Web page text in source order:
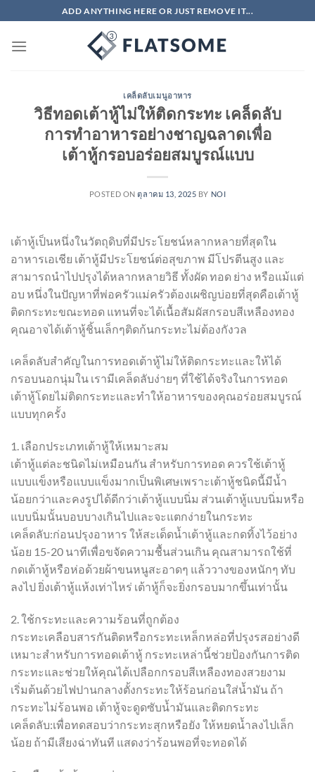
ไป
ADD ANYTHING HERE OR JUST REMOVE IT...
เคล็ดลับเมนูอาหาร
วิธีทอดเต้าหู้ไม่ให้ติดกระทะ เคล็ดลับ
การทำอาหารอย่างชาญฉลาดเพื่อ
เต้าหู้กรอบอร่อยสมบูรณ์แบบ
POSTED ONตุลาคม 13, 2025 BY NOI
เต้าหู้เป็นหนึ่งในวัตถุดิบที่มีประโยชน์หลากหลายที่สุดใน
อาหารเอเชีย เต้าหู้มีประโยชน์ต่อสุขภาพ มีโปรตีนสูง และ
สามารถนำไปปรุงได้หลากหลายวิธี ทั้งผัด ทอด ย่าง หรือแม้แต่
อบ หนึ่งในปัญหาที่พ่อครัวแม่ครัวต้องเผชิญบ่อยที่สุดคือเต้าหู้
ติดกระทะขณะทอด แทนที่จะได้เนื้อสัมผัสกรอบสีเหลืองทอง
คุณอาจได้เต้าหู้ชิ้นเล็กๆติดก้นกระทะไม่ต้องกังวล
เคล็ดลับสำคัญในการทอดเต้าหู้ไม่ให้ติดกระทะและให้ได้
กรอบนอกนุ่มใน เรามีเคล็ดลับง่ายๆ ที่ใช้ได้จริงในการทอด
เต้าหู้โดยไม่ติดกระทะและทำให้อาหารของคุณอร่อยสมบูรณ์
แบบทุกครั้ง
1. เลือกประเภทเต้าหู้ให้เหมาะสม
เต้าหู้แต่ละชนิดไม่เหมือนกัน สำหรับการทอด ควรใช้เต้าหู้
แบบแข็งหรือแบบแข็งมากเป็นพิเศษเพราะเต้าหู้ชนิดนี้มีน้ำ
น้อยกว่าและคงรูปได้ดีกว่าเต้าหู้แบบนิ่ม ส่วนเต้าหู้แบบนิ่มหรือ
แบบนิ่มนั้นบอบบางเกินไปและจะแตกง่ายในกระทะ
เคล็ดลับ:ก่อนปรุงอาหาร ให้สะเด็ดน้ำเต้าหู้และกดทิ้งไว้อย่าง
น้อย 15-20 นาทีเพื่อขจัดความชื้นส่วนเกิน คุณสามารถใช้ที่
กดเต้าหู้หรือห่อด้วยผ้าขนหนูสะอาดๆ แล้ววางของหนักๆ ทับ
ลงไป ยิ่งเต้าหู้แห้งเท่าไหร่ เต้าหู้ก็จะยิ่งกรอบมากขึ้นเท่านั้น
2. ใช้กระทะและความร้อนที่ถูกต้อง
กระทะเคลือบสารกันติดหรือกระทะเหล็กหล่อที่ปรุงรสอย่างดี
เหมาะสำหรับการทอดเต้าหู้ กระทะเหล่านี้ช่วยป้องกันการติด
กระทะและช่วยให้คุณได้เปลือกกรอบสีเหลืองทองสวยงาม
เริ่มต้นด้วยไฟปานกลางตั้งกระทะให้ร้อนก่อนใส่น้ำมัน ถ้า
กระทะไม่ร้อนพอ เต้าหู้จะดูดซับน้ำมันและติดกระทะ
เคล็ดลับ:เพื่อทดสอบว่ากระทะสุกหรือยัง ให้หยดน้ำลงไปเล็ก
น้อย ถ้ามีเสียงฉ่าทันที แสดงว่าร้อนพอที่จะทอดได้